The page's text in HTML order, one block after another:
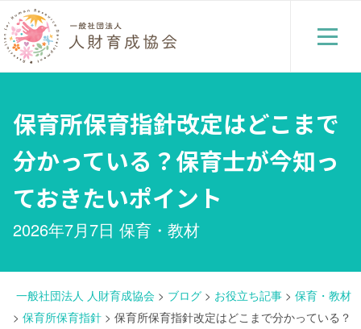
保育所保育指針改定はどこまで
分かっている？保育士が今知っ
ておきたいポイント
2026年7月7日 保育・教材
一般社団法人 人財育成協会 > ブログ > お役立ち記事 > 保育・教材
> 保育所保育指針 > 保育所保育指針改定はどこまで分かっている？